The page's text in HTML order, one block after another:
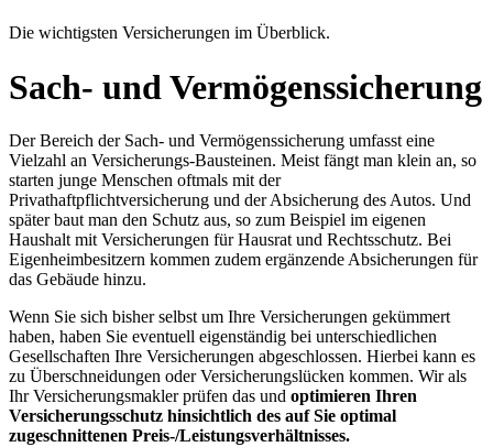
Die wichtigsten Versicherungen im Überblick.
Sach- und Vermögenssicherung
Der Bereich der Sach- und Vermögenssicherung umfasst eine
Vielzahl an Versicherungs-Bausteinen. Meist fängt man klein an, so
starten junge Menschen oftmals mit der
Privathaftpflichtversicherung und der Absicherung des Autos. Und
später baut man den Schutz aus, so zum Beispiel im eigenen
Haushalt mit Versicherungen für Hausrat und Rechtsschutz. Bei
Eigenheimbesitzern kommen zudem ergänzende Absicherungen für
das Gebäude hinzu.
Wenn Sie sich bisher selbst um Ihre Versicherungen gekümmert
haben, haben Sie eventuell eigenständig bei unterschiedlichen
Gesellschaften Ihre Versicherungen abgeschlossen. Hierbei kann es
zu Überschneidungen oder Versicherungslücken kommen. Wir als
Ihr Versicherungsmakler prüfen das und optimieren Ihren
Versicherungsschutz hinsichtlich des auf Sie optimal
zugeschnittenen Preis-/Leistungsverhältnisses.